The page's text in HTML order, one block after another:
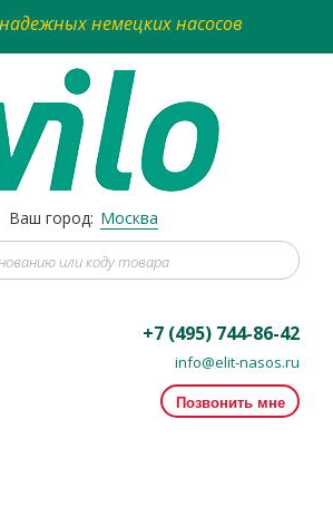
немецких насосов
Ваш город: Москва
+7 (495) 744-86-42
info@elit-nasos.ru
Позвонить мне